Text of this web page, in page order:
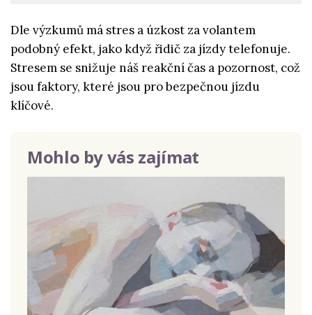
Dle výzkumů má stres a úzkost za volantem
podobný efekt, jako když řidič za jízdy telefonuje.
Stresem se snižuje náš reakční čas a pozornost, což
jsou faktory, které jsou pro bezpečnou jízdu
klíčové.
Mohlo by vás zajímat